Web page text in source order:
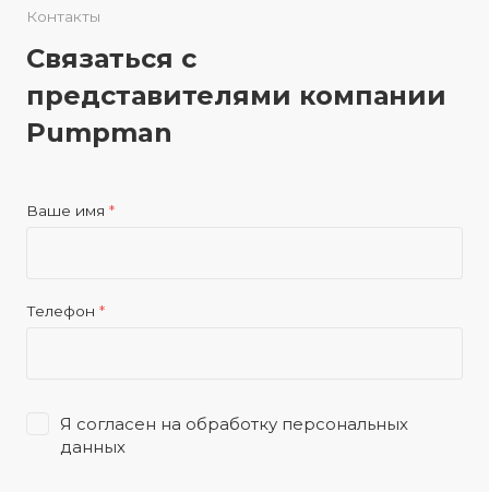
Контакты
Связаться с
представителями компании
Pumpman
Ваше имя *
Телефон *
Я согласен на обработку персональных
данных